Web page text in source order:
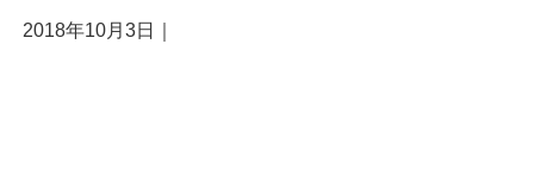
2018年10月3日